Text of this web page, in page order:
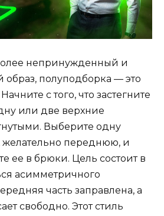
непринужденный и
полуподборка — это
с того, что застегните
или две верхние
Выберите одну
желательно переднюю, и
ее в брюки. Цель состоит в
асимметричного
часть заправлена, а
свободно. Этот стиль